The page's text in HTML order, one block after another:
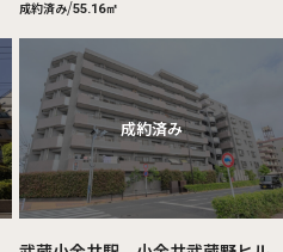
成約済み/55.16㎡